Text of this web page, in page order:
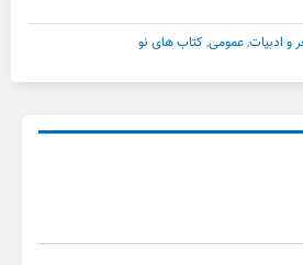
و ادبیات,عمومی,کتاب های نو